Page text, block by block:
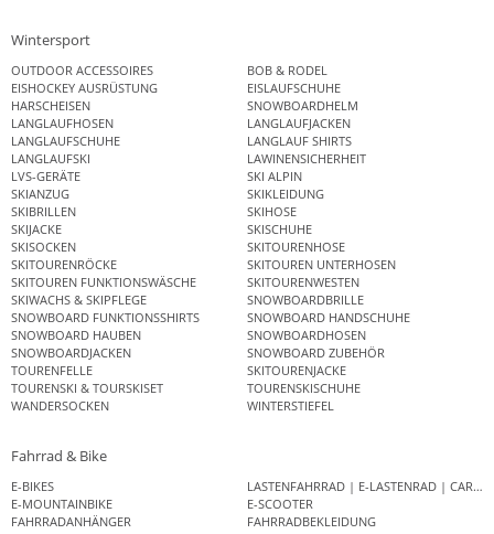
Wintersport
OUTDOOR ACCESSOIRES
BOB & RODEL
EISHOCKEY AUSRÜSTUNG
EISLAUFSCHUHE
HARSCHEISEN
SNOWBOARDHELM
LANGLAUFHOSEN
LANGLAUFJACKEN
LANGLAUFSCHUHE
LANGLAUF SHIRTS
LANGLAUFSKI
LAWINENSICHERHEIT
LVS-GERÄTE
SKI ALPIN
SKIANZUG
SKIKLEIDUNG
SKIBRILLEN
SKIHOSE
SKIJACKE
SKISCHUHE
SKISOCKEN
SKITOURENHOSE
SKITOURENRÖCKE
SKITOUREN UNTERHOSEN
SKITOUREN FUNKTIONSWÄSCHE
SKITOURENWESTEN
SKIWACHS & SKIPFLEGE
SNOWBOARDBRILLE
SNOWBOARD FUNKTIONSSHIRTS
SNOWBOARD HANDSCHUHE
SNOWBOARD HAUBEN
SNOWBOARDHOSEN
SNOWBOARDJACKEN
SNOWBOARD ZUBEHÖR
TOURENFELLE
SKITOURENJACKE
TOURENSKI & TOURSKISET
TOURENSKISCHUHE
WANDERSOCKEN
WINTERSTIEFEL
Fahrrad & Bike
E-BIKES
LASTENFAHRRAD | E-LASTENRAD |
E-MOUNTAINBIKE
E-SCOOTER
FAHRRADANHÄNGER
FAHRRADBEKLEIDUNG